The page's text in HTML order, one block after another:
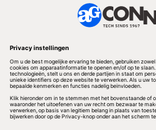
Volg ons
Redactionele partner